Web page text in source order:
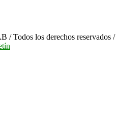
Todos los derechos reservados /